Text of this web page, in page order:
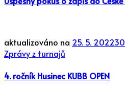
aktualizováno na 25. 5. 2022
Zprávy z turnajů
4. ročník Husinec KUBB OPEN